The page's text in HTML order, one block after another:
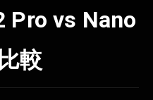
Pro vs Nano
較